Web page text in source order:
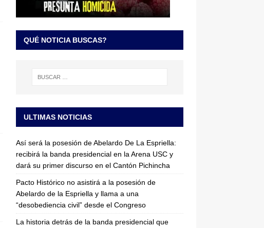
QUÉ NOTICIA BUSCAS?
ULTIMAS NOTICIAS
Así será la posesión de Abelardo De La Espriella:
recibirá la banda presidencial en la Arena USC y
dará su primer discurso en el Cantón Pichincha
Pacto Histórico no asistirá a la posesión de
Abelardo de la Espriella y llama a una
“desobediencia civil” desde el Congreso
La historia detrás de la banda presidencial que